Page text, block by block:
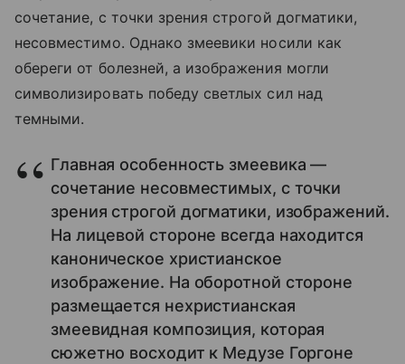
сочетание, с точки зрения строгой догматики,
несовместимо. Однако змеевики носили как
обереги от болезней, а изображения могли
символизировать победу светлых сил над
темными.
Главная особенность змеевика —
сочетание несовместимых, с точки
зрения строгой догматики, изображений.
На лицевой стороне всегда находится
каноническое христианское
изображение. На оборотной стороне
размещается нехристианская
змеевидная композиция, которая
сюжетно восходит к Медузе Горгоне